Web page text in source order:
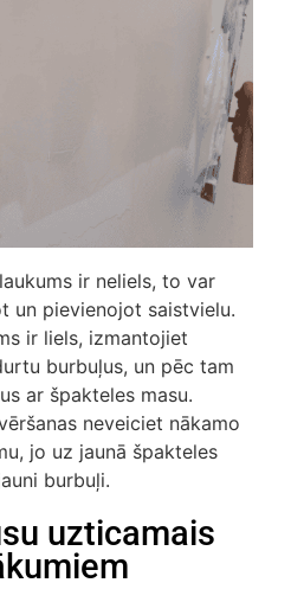
ir neliels, to var
un pievienojot saistvielu.
ir liels, izmantojiet
burbuļus, un pēc tam
ar špakteles masu.
neveiciet nākamo
jo uz jaunā špakteles
burbuļi.
uzticamais